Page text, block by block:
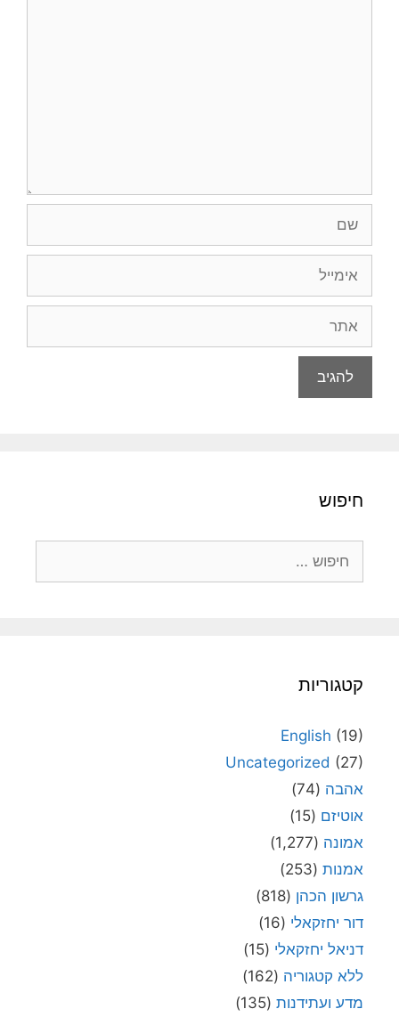
חיפוש
קטגוריות
English (19)
Uncategorized (27)
אהבה (74)
אוטיזם (15)
אמונה (1,277)
אמנות (253)
גרשון הכהן (818)
דור יחזקאלי (16)
דניאל יחזקאלי (15)
ללא קטגוריה (162)
מדע ועתידנות (135)